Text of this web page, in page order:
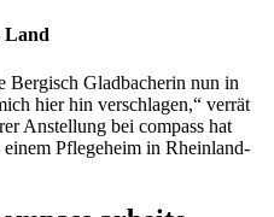
Land
Bergisch Gladbacherin nun in
hier hin verschlagen,“ verrät
Anstellung bei compass hat
einem Pflegeheim in Rheinland-